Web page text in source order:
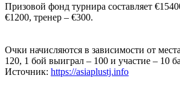
Призовой фонд турнира составляет
€1200, тренер – €300.
Очки начисляются в зависимости от
120, 1 бой выиграл – 100 и участие – 10
Источник: https://asiaplustj.info